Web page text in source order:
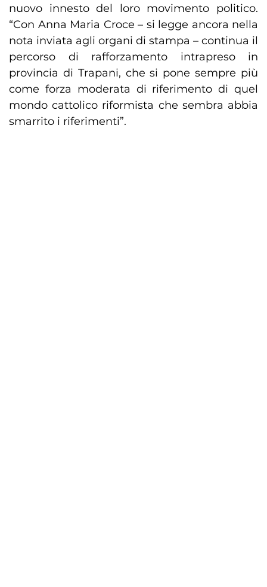
nuovo innesto del loro movimento politico.
“Con Anna Maria Croce – si legge ancora nella
nota inviata agli organi di stampa – continua il
percorso di rafforzamento intrapreso in
provincia di Trapani, che si pone sempre più
come forza moderata di riferimento di quel
mondo cattolico riformista che sembra abbia
smarrito i riferimenti”.